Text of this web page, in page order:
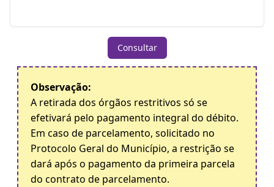
Consultar
Observação:
A retirada dos órgãos restritivos só se
efetivará pelo pagamento integral do débito.
Em caso de parcelamento, solicitado no
Protocolo Geral do Município, a restrição se
dará após o pagamento da primeira parcela
do contrato de parcelamento.